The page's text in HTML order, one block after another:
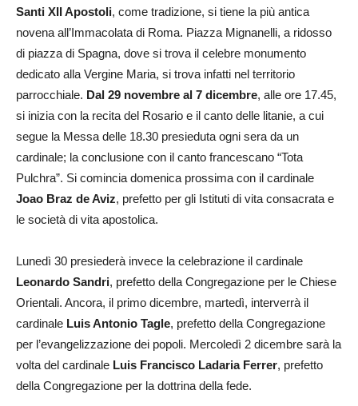
Santi XII Apostoli, come tradizione, si tiene la più antica
novena all’Immacolata di Roma. Piazza Mignanelli, a ridosso
di piazza di Spagna, dove si trova il celebre monumento
dedicato alla Vergine Maria, si trova infatti nel territorio
parrocchiale. Dal 29 novembre al 7 dicembre, alle ore 17.45,
si inizia con la recita del Rosario e il canto delle litanie, a cui
segue la Messa delle 18.30 presieduta ogni sera da un
cardinale; la conclusione con il canto francescano “Tota
Pulchra”. Si comincia domenica prossima con il cardinale
Joao Braz de Aviz, prefetto per gli Istituti di vita consacrata e
le società di vita apostolica.
Lunedì 30 presiederà invece la celebrazione il cardinale
Leonardo Sandri, prefetto della Congregazione per le Chiese
Orientali. Ancora, il primo dicembre, martedì, interverrà il
cardinale Luis Antonio Tagle, prefetto della Congregazione
per l’evangelizzazione dei popoli. Mercoledì 2 dicembre sarà la
volta del cardinale Luis Francisco Ladaria Ferrer, prefetto
della Congregazione per la dottrina della fede.